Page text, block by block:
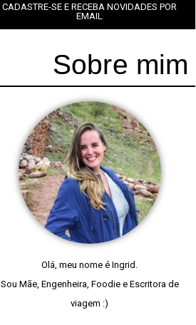
CADASTRE-SE E RECEBA NOVIDADES POR
EMAIL
Sobre mim
Olá, meu nome é Ingrid.
Sou Mãe, Engenheira, Foodie e Escritora de
viagem :)